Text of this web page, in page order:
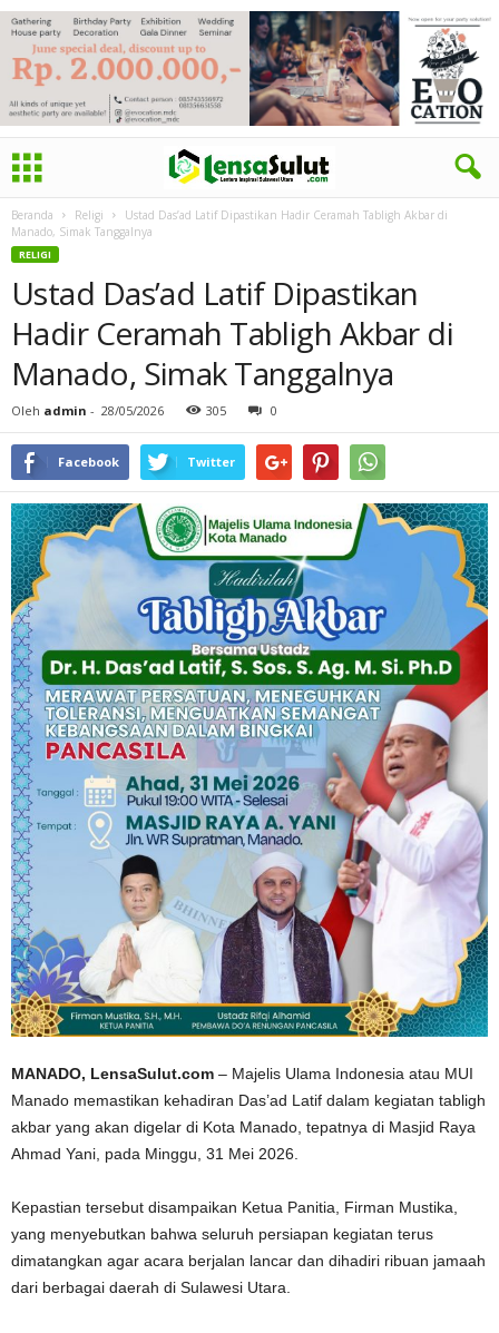
Beranda Religi
Ustad Das’ad Latif Dipastikan Hadir Ceramah Tabligh Akbar di
Manado, Simak Tanggalnya
RELIGI
Ustad Das’ad Latif Dipastikan
Hadir Ceramah Tabligh Akbar di
Manado, Simak Tanggalnya
Oleh admin - 28/05/2026 305 0
Facebook Twitter
MANADO, LensaSulut.com – Majelis Ulama Indonesia atau MUI
Manado memastikan kehadiran Das’ad Latif dalam kegiatan tabligh
akbar yang akan digelar di Kota Manado, tepatnya di Masjid Raya
Ahmad Yani, pada Minggu, 31 Mei 2026.
Kepastian tersebut disampaikan Ketua Panitia, Firman Mustika,
yang menyebutkan bahwa seluruh persiapan kegiatan terus
dimatangkan agar acara berjalan lancar dan dihadiri ribuan jamaah
dari berbagai daerah di Sulawesi Utara.